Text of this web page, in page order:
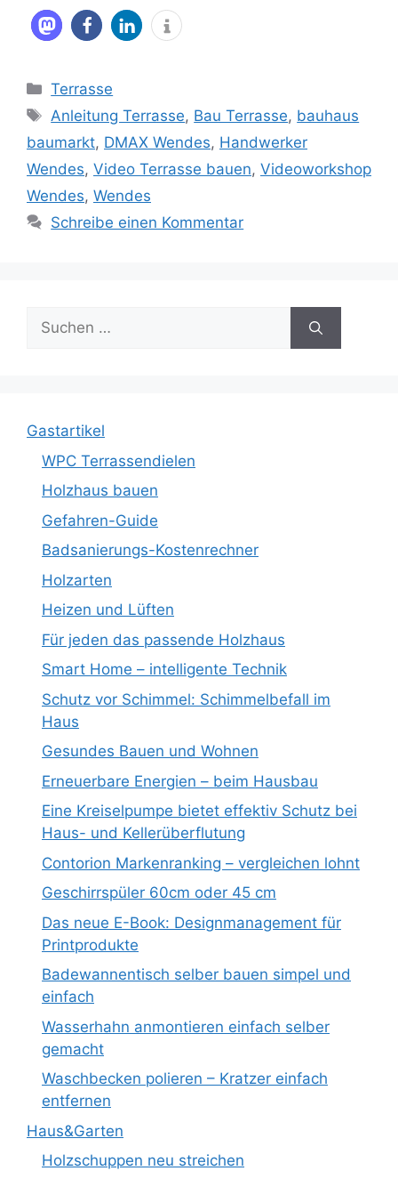
Kategorien
Terrasse
Schlagwörter
Anleitung Terrasse, Bau Terrasse, bauhaus
baumarkt, DMAX Wendes, Handwerker
Wendes, Video Terrasse bauen, Videoworkshop
Wendes, Wendes
Schreibe einen Kommentar
Suche
nach:
Gastartikel
WPC Terrassendielen
Holzhaus bauen
Gefahren-Guide
Badsanierungs-Kostenrechner
Holzarten
Heizen und Lüften
Für jeden das passende Holzhaus
Smart Home – intelligente Technik
Schutz vor Schimmel: Schimmelbefall im
Haus
Gesundes Bauen und Wohnen
Erneuerbare Energien – beim Hausbau
Eine Kreiselpumpe bietet effektiv Schutz bei
Haus- und Kellerüberflutung
Contorion Markenranking – vergleichen lohnt
Geschirrspüler 60cm oder 45 cm
Das neue E-Book: Designmanagement für
Printprodukte
Badewannentisch selber bauen simpel und
einfach
Wasserhahn anmontieren einfach selber
gemacht
Waschbecken polieren – Kratzer einfach
entfernen
Haus&Garten
Holzschuppen neu streichen